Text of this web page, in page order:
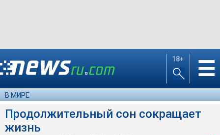
18+ ☰
В МИРЕ
Продолжительный сон сокращает
жизнь